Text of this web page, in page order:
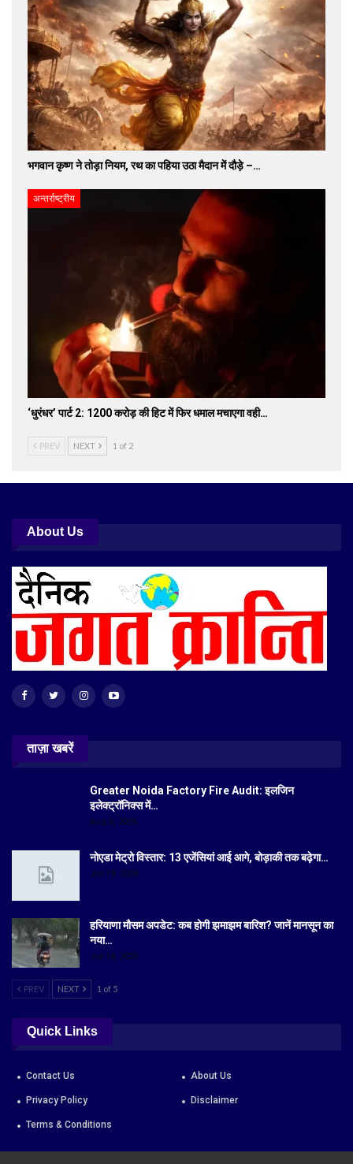
भगवान कृष्ण ने तोड़ा नियम, रथ का पहिया उठा मैदान में दौड़े –…
अन्तर्राष्ट्रीय
‘धुरंधर’ पार्ट 2: 1200 करोड़ की हिट में फिर धमाल मचाएगा वही…
PREV NEXT 1 of 2
About Us
ताज़ा खबरें
Greater Noida Factory Fire Audit: इलजिन
इलेक्ट्रॉनिक्स में…
Aug 6, 2026
नोएडा मेट्रो विस्तार: 13 एजेंसियां आई आगे, बोड़ाकी तक बढ़ेगा…
Jul 19, 2026
हरियाणा मौसम अपडेट: कब होगी झमाझम बारिश? जानें मानसून का
नया…
Jul 18, 2026
PREV NEXT 1 of 5
Quick Links
Contact Us About Us
Privacy Policy Disclaimer
Terms & Conditions